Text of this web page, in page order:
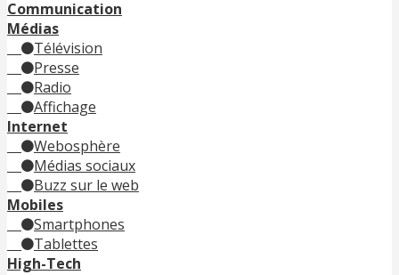
Communication
Médias
Télévision
Presse
Radio
Affichage
Internet
Webosphère
Médias sociaux
Buzz sur le web
Mobiles
Smartphones
Tablettes
High-Tech